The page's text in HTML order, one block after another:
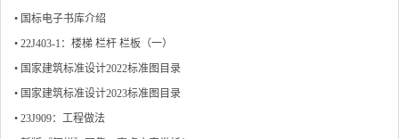
• 国标电子书库介绍
• 22J403-1：楼梯 栏杆 栏板（一）
• 国家建筑标准设计2022标准图目录
• 国家建筑标准设计2023标准图目录
• 23J909：工程做法